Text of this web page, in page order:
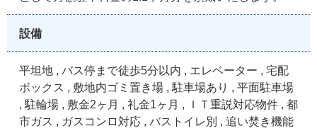
設備
平坦地 , バス停まで徒歩5分以内 , エレベーター , 宅配
ボックス , 敷地内ゴミ置き場 , 駐車場あり , 平面駐車場
, 駐輪場 , 敷金2ヶ月 , 礼金1ヶ月 , ＩＴ重説対応物件 , 都
市ガス , ガスコンロ対応 , バストイレ別 , 追い焚き機能